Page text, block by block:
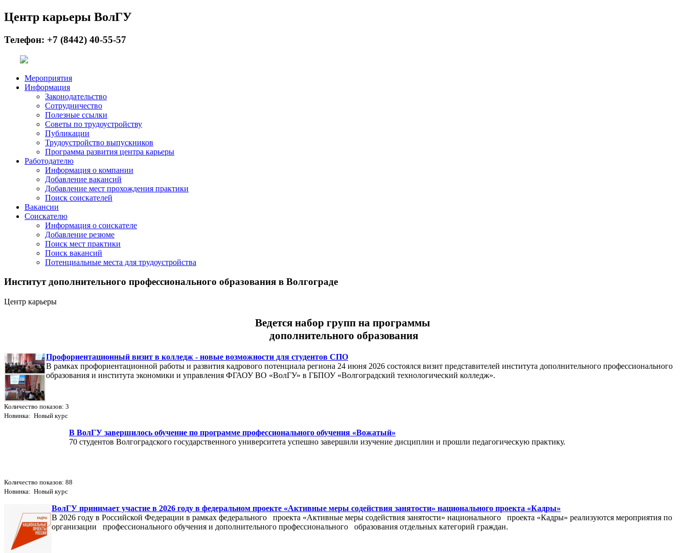
Центр карьеры ВолГУ
Телефон: +7 (8442) 40-55-57
Мероприятия
Информация
Законодательство
Сотрудничество
Полезные ссылки
Советы по трудоустройству
Публикации
Трудоустройство выпускников
Программа развития центра карьеры
Работодателю
Информация о компании
Добавление вакансий
Добавление мест прохождения практики
Поиск соискателей
Вакансии
Соискателю
Информация о соискателе
Добавление резюме
Поиск мест практики
Поиск вакансий
Потенциальные места для трудоустройства
Институт дополнительного профессионального образования в Волгограде
Центр карьеры
Ведется набор групп на программы
дополнительного образования
Профориентационный визит в колледж - новые возможности для студентов СПО
В рамках профориентационной работы и развития кадрового потенциала региона 24 июня 2026 состоялся визит представителей института дополнительного профессионального
образования и института экономики и управления ФГАОУ ВО «ВолГУ» в ГБПОУ «Волгоградский технологический колледж».
Количество показов: 3
Новинка: Новый курс
В ВолГУ завершилось обучение по программе профессионального обучения «Вожатый»
70 студентов Волгоградского государственного университета успешно завершили изучение дисциплин и прошли педагогическую практику.
Количество показов: 88
Новинка: Новый курс
ВолГУ принимает участие в 2026 году в федеральном проекте «Активные меры содействия занятости» национального проекта «Кадры»
В 2026 году в Российской Федерации в рамках федерального проекта «Активные меры содействия занятости» национального проекта «Кадры» реализуются мероприятия по
организации профессионального обучения и дополнительного профессионального образования отдельных категорий граждан.